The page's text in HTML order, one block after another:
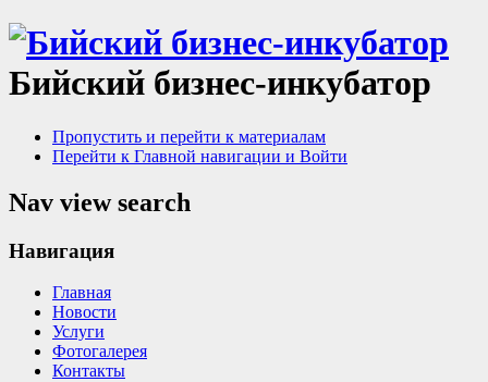
Бийский бизнес-инкубатор
Пропустить и перейти к материалам
Перейти к Главной навигации и Войти
Nav view search
Навигация
Главная
Новости
Услуги
Фотогалерея
Контакты